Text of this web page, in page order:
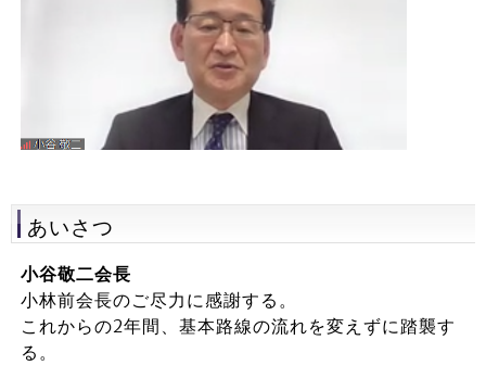
あいさつ
小谷敬二会長
小林前会長のご尽力に感謝する。
これからの2年間、基本路線の流れを変えずに踏襲す
る。